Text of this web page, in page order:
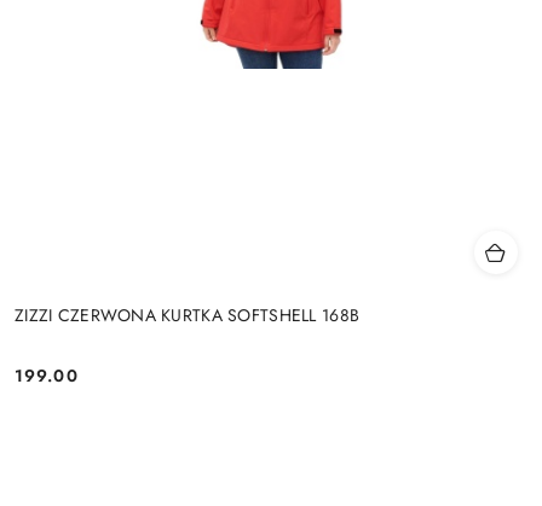
ZIZZI CZERWONA KURTKA SOFTSHELL 168B
Cena:
199.00